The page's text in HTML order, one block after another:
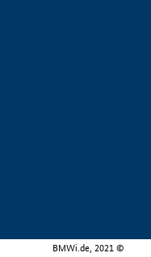
BMWi.de, 2021 ©